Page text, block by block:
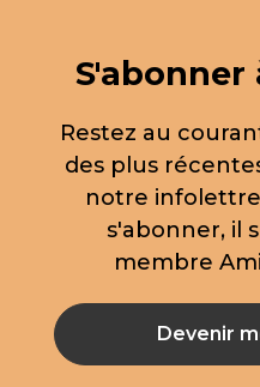
Restez au
des plus
notre
s'abonner, il
membre
Devenir